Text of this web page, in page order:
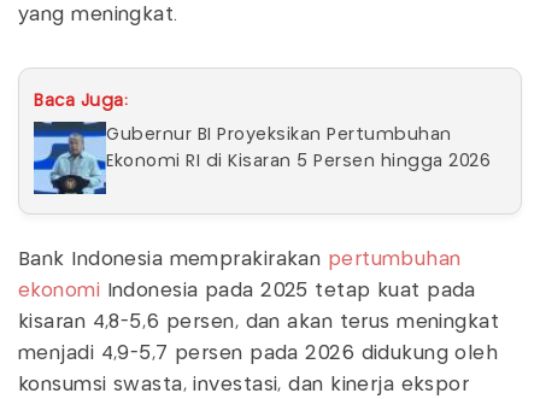
yang meningkat.
Baca Juga:
Gubernur BI Proyeksikan Pertumbuhan
Ekonomi RI di Kisaran 5 Persen hingga 2026
Bank Indonesia memprakirakan pertumbuhan
ekonomi Indonesia pada 2025 tetap kuat pada
kisaran 4,8-5,6 persen, dan akan terus meningkat
menjadi 4,9-5,7 persen pada 2026 didukung oleh
konsumsi swasta, investasi, dan kinerja ekspor